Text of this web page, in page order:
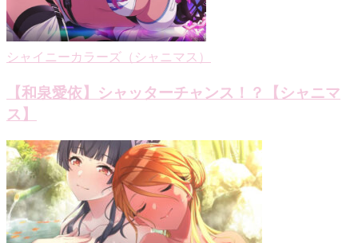
ン
シャイニーカラーズ（シャニマス）
【和泉愛依】シャッターチャンス！？【シャニマ
ス】